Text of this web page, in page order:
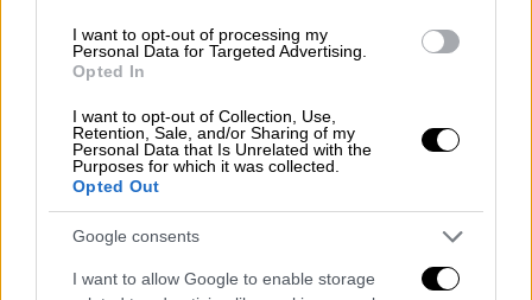
I want to opt-out of processing my
Personal Data for Targeted Advertising.
Opted In
I want to opt-out of Collection, Use,
Retention, Sale, and/or Sharing of my
Personal Data that Is Unrelated with the
Purposes for which it was collected.
Opted Out
Google consents
I want to allow Google to enable storage
Γιώργος Ασμάτογλου.
μάσκες και αντισηπτικά μέχρι το τέλος του
έτους σύμφωνα με απόφαση του υπουργείου
οικονομικών.
Εκτινάχθηκαν οι τιμές σε βρεφικό
γάλα και πάνες